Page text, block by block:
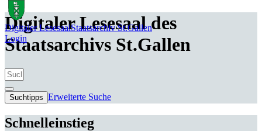
Digitaler LesesaalStaatsarchiv St.Gallen
Login
Digitaler Lesesaal des
Staatsarchivs St.Gallen
Suchtipps Erweiterte Suche
Schnelleinstieg